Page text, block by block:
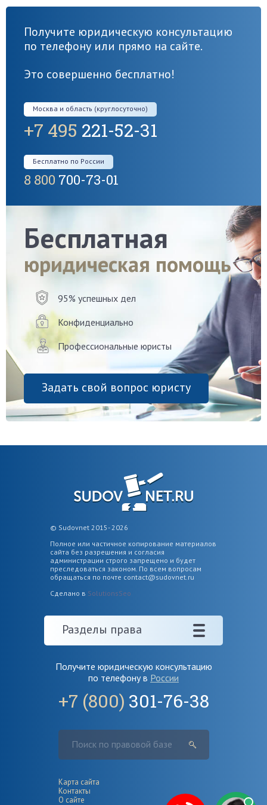
Получите юридическую консультацию
по телефону или прямо на сайте.
Это совершенно бесплатно!
Москва и область (круглосуточно)
+7 495 221-52-31
Бесплатно по России
8 800 700-73-01
Бесплатная
юридическая помощь
95% успешных дел
Конфиденциально
Профессиональные юристы
Задать свой вопрос юристу
© Sudovnet 2015- 2026
Полное или частичное копирование материалов
сайта без разрешения и согласия
администрации строго запрещено и будет
преследоваться законом. По всем вопросам
обращаться по почте contact@sudovnet.ru
Сделано в SolutionsSeo
Разделы права
Получите юридическую консультацию
по телефону в России
+7 (800) 301-76-38
Карта сайта
Контакты
О сайте